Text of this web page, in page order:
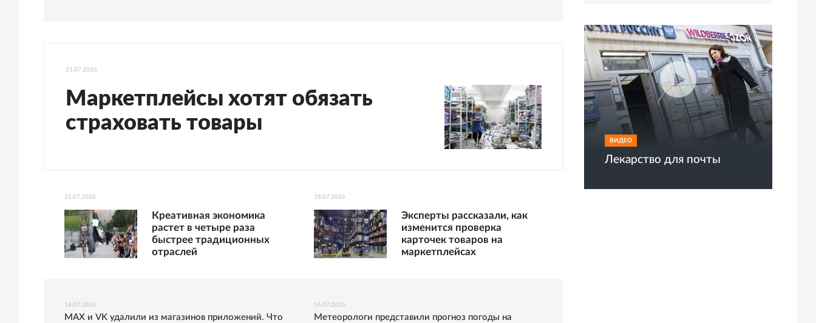
21.07.2026
Маркетплейсы хотят обязать
страховать товары
21.07.2026
Креативная экономика
растет в четыре раза
быстрее традиционных
отраслей
18.07.2026
Эксперты рассказали, как
изменится проверка
карточек товаров на
маркетплейсах
16.07.2026
MAX и VK удалили из магазинов приложений. Что
16.07.2026
Метеорологи представили прогноз погоды на
ВИДЕО
Лекарство для почты